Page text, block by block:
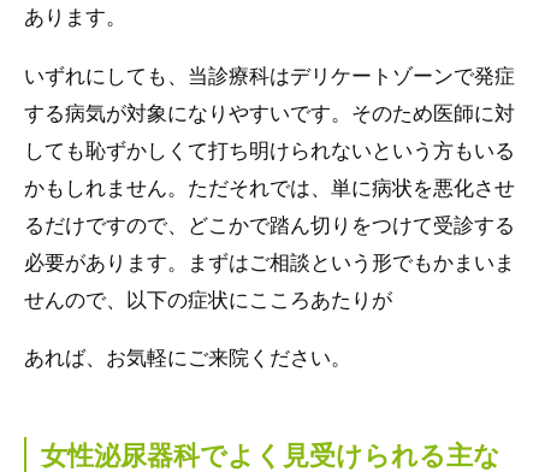
あります。
いずれにしても、当診療科はデリケートゾーンで発症
する病気が対象になりやすいです。そのため医師に対
しても恥ずかしくて打ち明けられないという方もいる
かもしれません。ただそれでは、単に病状を悪化させ
るだけですので、どこかで踏ん切りをつけて受診する
必要があります。まずはご相談という形でもかまいま
せんので、以下の症状にこころあたりが
あれば、お気軽にご来院ください。
女性泌尿器科でよく見受けられる主な